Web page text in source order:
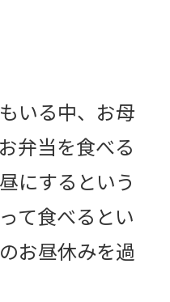
いる中、お母
弁当を食べる
にするという
て食べるとい
お昼休みを過